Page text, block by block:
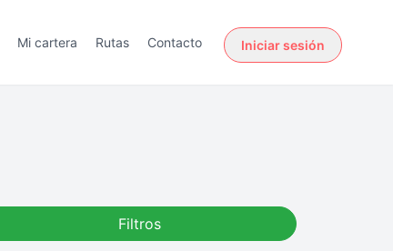
Mi cartera Rutas Contacto Iniciar sesión
Filtros